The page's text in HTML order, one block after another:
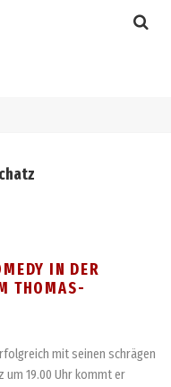
IN DER
THOMAS-
mit seinen schrägen
um 19.00 Uhr kommt er